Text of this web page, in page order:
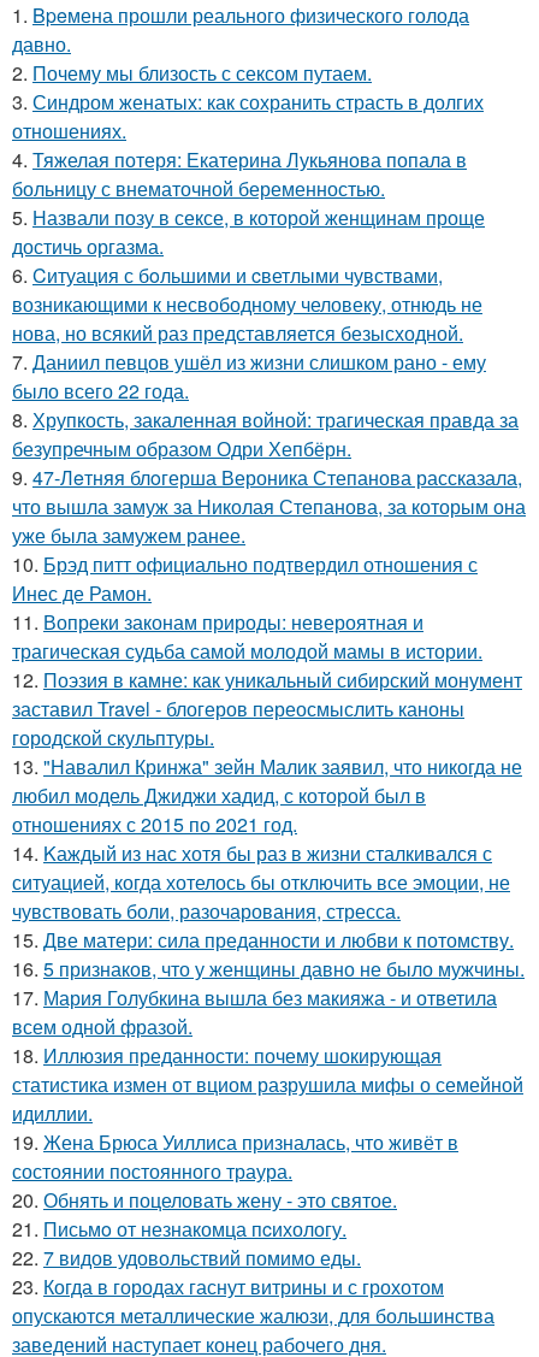
1. Bpeмена прошли реального физического голода
давно.
2. Почему мы близость с сексом путаем.
3. Синдром женатых: как сохранить страсть в долгих
отношениях.
4. Тяжелая потеря: Екатерина Лукьянова попала в
больницу с внематочной беременностью.
5. Назвали позу в сексе, в которой женщинам проще
достичь оргазма.
6. Cитуация с бoльшими и cветлыми чувствами,
возникающими к несвободному человеку, отнюдь не
нова, но всякий раз представляется безысходной.
7. Даниил певцов ушёл из жизни слишком рано - ему
было всего 22 года.
8. Хрупкость, закаленная войной: трагическая правда за
безупречным образом Одри Хепбёрн.
9. 47-Лeтняя блoгерша Вероника Степанова рассказала,
что вышла замуж за Николая Степанова, за которым она
уже была замужем ранее.
10. Брэд питт официально подтвердил отношения с
Инес де Рамон.
11. Вопреки законам природы: невероятная и
трагическая судьба самой молодой мамы в истории.
12. Поэзия в камне: как уникальный сибирский монумент
заставил Travel - блогеров переосмыслить каноны
городской скульптуры.
13. "Навалил Кринжа" зейн Малик заявил, что никогда не
любил модель Джиджи хадид, с которой был в
отношениях с 2015 по 2021 год.
14. Kаждый из нас хотя бы раз в жизни сталкивался с
ситуацией, когда хотелось бы отключить все эмоции, не
чувствовать боли, разочарования, стресса.
15. Две матери: сила преданности и любви к потомству.
16. 5 признаков, что у женщины давно не было мужчины.
17. Мария Голубкина вышла без макияжа - и ответила
всем одной фразой.
18. Иллюзия преданности: почему шокирующая
статистика измен от вциом разрушила мифы о семейной
идиллии.
19. Жена Брюса Уиллиса призналась, что живёт в
состоянии постоянного траура.
20. Обнять и поцеловать жену - это святое.
21. Письмo от незнакомца пcихологу.
22. 7 видов удовольствий помимо еды.
23. Когда в городах гаснут витрины и с грохотом
опускаются металлические жалюзи, для большинства
заведений наступает конец рабочего дня.